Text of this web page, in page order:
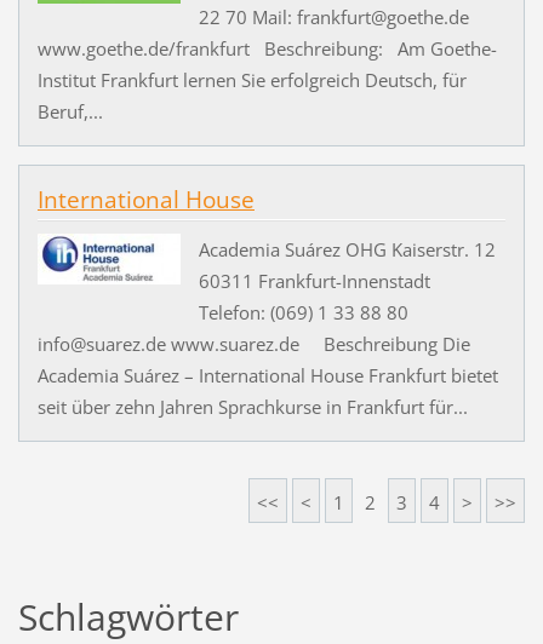
22 70 Mail: frankfurt@goethe.de
www.goethe.de/frankfurt Beschreibung: Am Goethe-
Institut Frankfurt lernen Sie erfolgreich Deutsch, für
Beruf,...
International House
Academia Suárez OHG Kaiserstr. 12
60311 Frankfurt-Innenstadt
Telefon: (069) 1 33 88 80
info@suarez.de www.suarez.de Beschreibung Die
Academia Suárez – International House Frankfurt bietet
seit über zehn Jahren Sprachkurse in Frankfurt für...
<< < 1 2 3 4 > >>
Schlagwörter